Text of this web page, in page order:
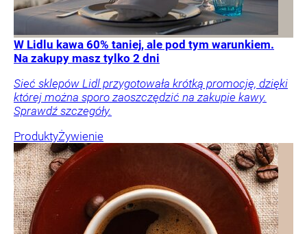
W Lidlu kawa 60% taniej, ale pod tym warunkiem.
Na zakupy masz tylko 2 dni
Sieć sklepów Lidl przygotowała krótką promocję, dzięki
której można sporo zaoszczędzić na zakupie kawy.
Sprawdź szczegóły.
ProduktyŻywienie